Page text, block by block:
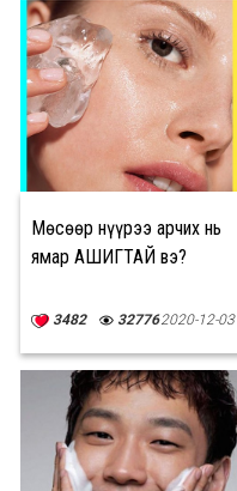
Мөсөөр нүүрээ арчих нь
ямар АШИГТАЙ вэ?
3482 327762020-12-03